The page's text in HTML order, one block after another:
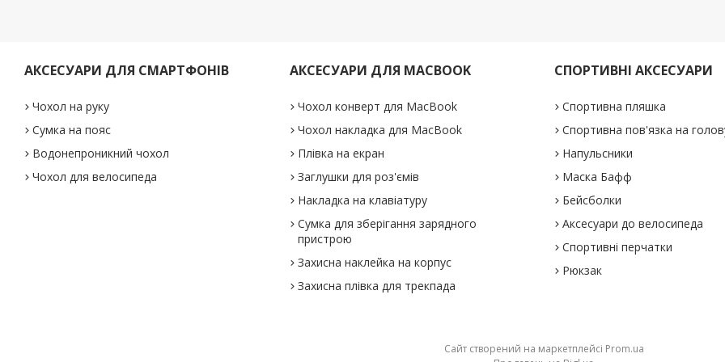
АКСЕСУАРИ ДЛЯ СМАРТФОНІВ
Чохол на руку
Сумка на пояс
Водонепроникний чохол
Чохол для велосипеда
АКСЕСУАРИ ДЛЯ MACBOOK
Чохол конверт для MacBook
Чохол накладка для MacBook
Плівка на екран
Заглушки для роз'ємів
Накладка на клавіатуру
Сумка для зберігання зарядного
пристрою
Захисна наклейка на корпус
Захисна плівка для трекпада
СПОРТИВНІ АКСЕСУАРИ
Спортивна пляшка
Спортивна пов'язка на
Напульсники
Маска Бафф
Бейсболки
Аксесуари до велосипеда
Спортивні перчатки
Рюкзак
Сайт створений на маркетплейсі Prom.ua